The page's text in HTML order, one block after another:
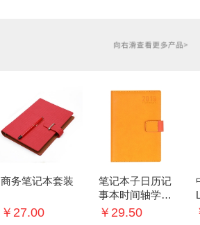
商务笔记本套装
￥27.00
笔记本子日历记
事本时间轴学生
每日计划手账本
￥29.50